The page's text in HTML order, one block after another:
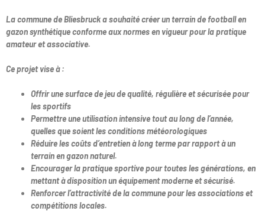
La commune deBliesbrucka souhaité créer un terrain de football en
gazon synthétique conforme aux normes en vigueur pour la pratique
amateur et associative.
Ce projet vise à :
Offrir une surface de jeu de qualité, régulière et sécurisée pour
les sportifs
Permettre une utilisation intensive tout au long de l’année,
quelles que soient les conditions météorologiques
Réduire les coûts d’entretienà long terme par rapport à un
terrain en gazon naturel.
Encourager la pratique sportivepour toutes les générations, en
mettant à disposition un équipement moderne et sécurisé.
Renforcer l’attractivité de la commune pour les associations et
compétitions locales.